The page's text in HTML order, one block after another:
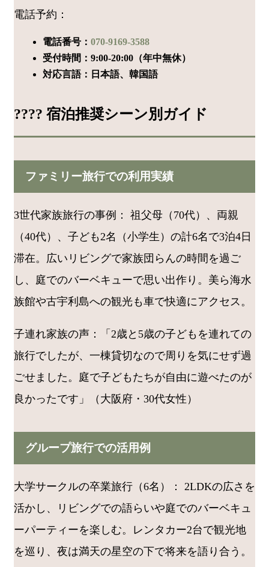
電話予約：
電話番号： 070-9169-3588
受付時間：9:00-20:00（年中無休）
対応言語：日本語、韓国語
???? 宿泊推奨シーン別ガイド
ファミリー旅行での利用実績
3世代家族旅行の事例： 祖父母（70代）、両親
（40代）、子ども2名（小学生）の計6名で3泊4日
滞在。広いリビングで家族団らんの時間を過ご
し、庭でのバーベキューで思い出作り。美ら海水
族館や古宇利島への観光も車で快適にアクセス。
子連れ家族の声：「2歳と5歳の子どもを連れての
旅行でしたが、一棟貸切なので周りを気にせず過
ごせました。庭で子どもたちが自由に遊べたのが
良かったです」（大阪府・30代女性）
グループ旅行での活用例
大学サークルの卒業旅行（6名）： 2LDKの広さを
活かし、リビングでの語らいや庭でのバーベキュ
ーパーティーを楽しむ。レンタカー2台で観光地
を巡り、夜は満天の星空の下で将来を語り合う。